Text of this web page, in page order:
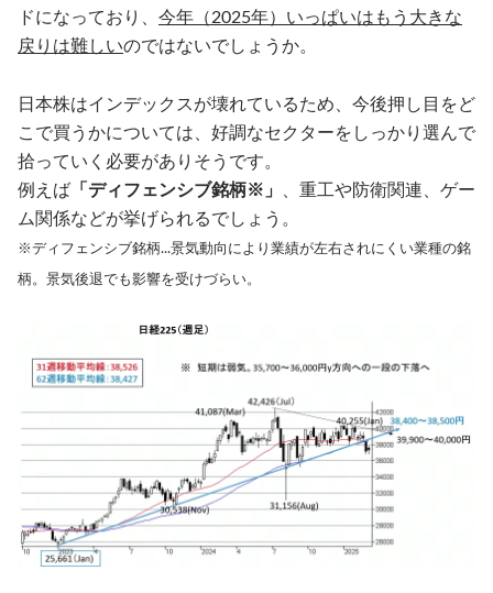
ドになっており、 今年（2025年）いっぱいはもう大きな
戻りは難しいのではないでしょうか。
日本株はインデックスが壊れているため、今後押し目をど
こで買うかについては、好調なセクターをしっかり選んで
拾っていく必要がありそうです。
例えば 「ディフェンシブ銘柄※」
、重工や防衛関連、ゲー
ム関係などが挙げられるでしょう。
※ディフェンシブ銘柄...景気動向により業績が左右されにくい業種の銘
柄。景気後退でも影響を受けづらい。